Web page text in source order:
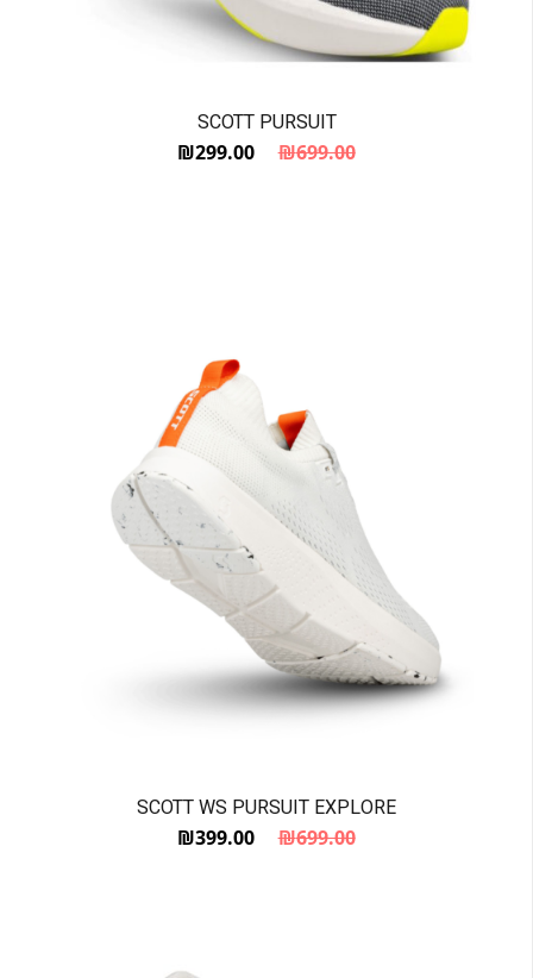
SCOTT PURSUIT
₪699.00 המחיר המקורי היה: ₪699.00.
₪299.00
המחיר הנוכחי הוא: ₪299.00.
SCOTT WS PURSUIT EXPLORE
₪699.00 המחיר המקורי היה: ₪699.00.
₪399.00
המחיר הנוכחי הוא: ₪399.00.